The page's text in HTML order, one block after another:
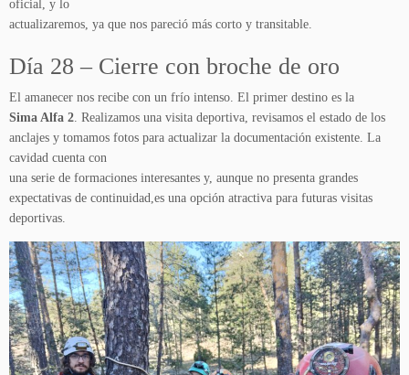
oficial, y lo
actualizaremos, ya que nos pareció más corto y transitable.
Día 28 – Cierre con broche de oro
El amanecer nos recibe con un frío intenso. El primer destino es la
Sima Alfa 2. Realizamos una visita deportiva, revisamos el estado de los
anclajes y tomamos fotos para actualizar la documentación existente. La
cavidad cuenta con
una serie de formaciones interesantes y, aunque no presenta grandes
expectativas de continuidad,es una opción atractiva para futuras visitas
deportivas.